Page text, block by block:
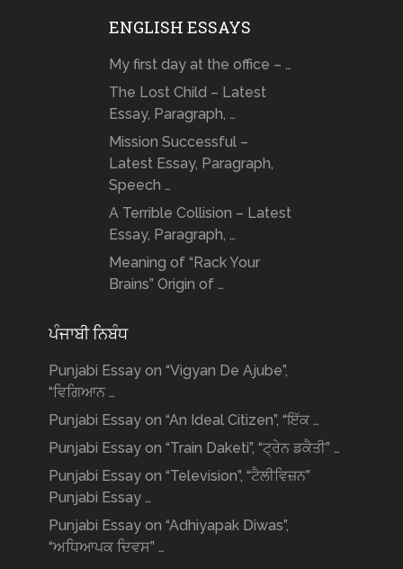
ENGLISH ESSAYS
My first day at the office – …
The Lost Child – Latest
Essay, Paragraph, …
Mission Successful –
Latest Essay, Paragraph,
Speech …
A Terrible Collision – Latest
Essay, Paragraph, …
Meaning of “Rack Your
Brains” Origin of …
ਪੰਜਾਬੀ ਨਿਬੰਧ
Punjabi Essay on “Vigyan De Ajube”,
“ਵਿਗਿਆਨ …
Punjabi Essay on “An Ideal Citizen”, “ਇੱਕ …
Punjabi Essay on “Train Daketi”, “ਟ੍ਰੇਨ ਡਕੈਤੀ” …
Punjabi Essay on “Television”, “ਟੈਲੀਵਿਜ਼ਨ”
Punjabi Essay …
Punjabi Essay on “Adhiyapak Diwas”,
“ਅਧਿਆਪਕ ਦਿਵਸ” …